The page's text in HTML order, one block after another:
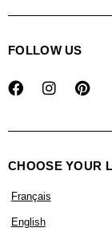
FOLLOW US
CHOOSE YOUR
Français
English